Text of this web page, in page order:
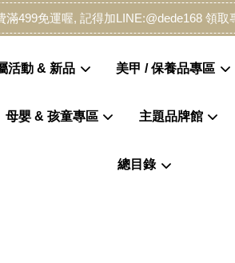
滿499免運喔, 記得加LINE:@dede168 領取
活動 & 新品 美甲 / 保養品專區
母嬰 & 孩童專區 主題品牌館
總目錄